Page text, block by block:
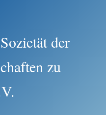
der
zu